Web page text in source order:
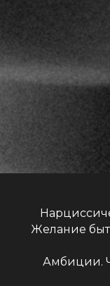
Желание
Амбиции.